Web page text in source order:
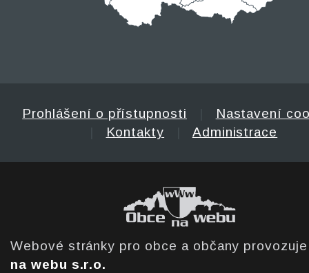
Prohlášení o přístupnosti
Nastavení
Kontakty Administrace
Webové stránky pro obce a občany
na webu s.r.o.